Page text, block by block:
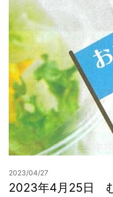
2023/04/27
2023年4月25日